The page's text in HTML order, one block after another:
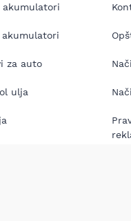
akumulatori
akumulatori
za auto
ulja